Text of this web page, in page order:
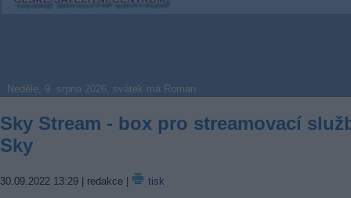
Neděle, 9. srpna 2026, svátek má Roman
Sky Stream - box pro streamovací
Sky
30.09.2022 13:29 | redakce | tisk